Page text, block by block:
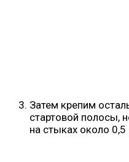
Затем крепим
стартовой полосы,
на стыках около